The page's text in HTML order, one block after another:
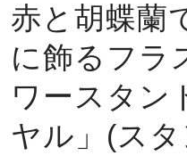
赤と胡蝶蘭
に飾るフラ
ワースタン
ヤル」(ス